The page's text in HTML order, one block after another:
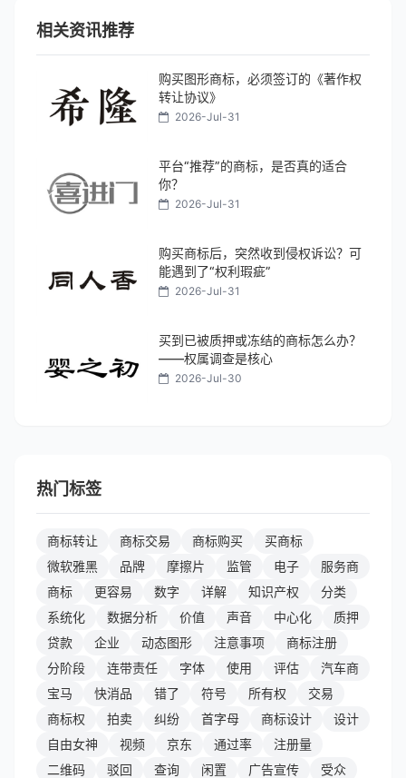
相关资讯推荐
购买图形商标，必须签订的《著作权
转让协议》
2026-Jul-31
平台“推荐”的商标，是否真的适合
你？
2026-Jul-31
购买商标后，突然收到侵权诉讼？可
能遇到了“权利瑕疵”
2026-Jul-31
买到已被质押或冻结的商标怎么办？
——权属调查是核心
2026-Jul-30
热门标签
商标转让 商标交易 商标购买
买商标
微软雅黑
品牌 摩擦片 监管 电子
服务商
商标
更容易 数字 详解 知识产权
分类
系统化
数据分析 价值 声音 中心化
质押
贷款
企业 动态图形 注意事项
商标注册
分阶段
连带责任 字体 使用 评估
汽车商
宝马
快消品 错了 符号 所有权
交易
商标权
拍卖 纠纷 首字母 商标设计
设计
自由女神
视频 京东 通过率
注册量
二维码
驳回 查询 闲置 广告宣传
受众